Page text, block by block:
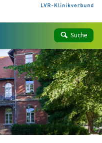
Suche